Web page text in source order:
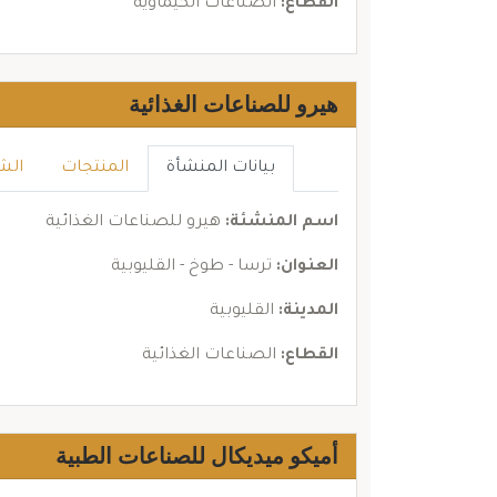
القطاع: الصناعات الكيماوية
هيرو للصناعات الغذائية
بيانات المنشأة المنتجات
اسم المنشئة: هيرو للصناعات الغذائية
العنوان: ترسا - طوخ - القليوبية
المدينة: القليوبية
القطاع: الصناعات الغذائية
أميكو ميديكال للصناعات الطبية